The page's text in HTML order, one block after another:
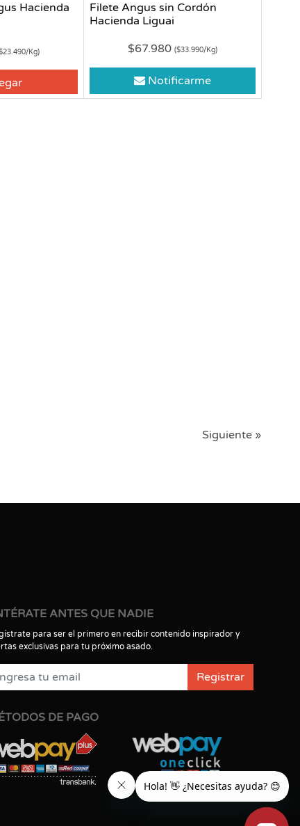
Hacienda
Kg)
Filete Angus sin Cordón
Hacienda Liguai
$67.980 ($33.990/Kg)
Notificarme
Siguiente »
ANTES QUE NADIE
para ser el primero en recibir contenido inspirador y
exclusivas para tu próximo asado.
Registrar
DE PAGO